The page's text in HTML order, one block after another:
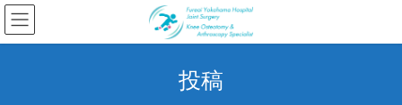
コ
ン
テ
ナ
ビ
ゲ
投稿